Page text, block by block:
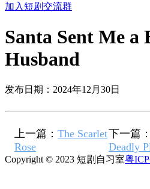
加入短剧交流群
Santa Sent Me a
Husband
发布日期：2024年12月30日
上一篇： The Scarlet
Rose
下一篇
Deadly
Copyright © 2023 短剧自习室粤